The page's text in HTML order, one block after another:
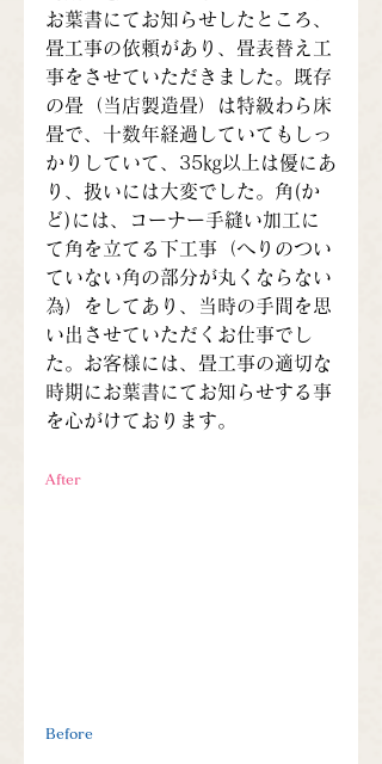
お葉書にてお知らせしたところ、
畳工事の依頼があり、畳表替え工
事をさせていただきました。既存
の畳（当店製造畳）は特級わら床
畳で、十数年経過していてもしっ
かりしていて、35㎏以上は優にあ
り、扱いには大変でした。角(か
ど)には、コーナー手縫い加工に
て角を立てる下工事（へりのつい
ていない角の部分が丸くならない
為）をしてあり、当時の手間を思
い出させていただくお仕事でし
た。お客様には、畳工事の適切な
時期にお葉書にてお知らせする事
を心がけております。
After
Before